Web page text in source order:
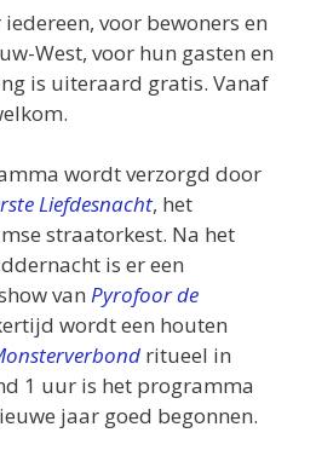
voor bewoners en
West, voor hun gasten en
is uiteraard gratis. Vanaf
wordt verzorgd door
Liefdesnacht, het
straatorkest. Na het
is er een
van Pyrofoor de
wordt een houten
ritueel in
1 uur is het programma
jaar goed begonnen.